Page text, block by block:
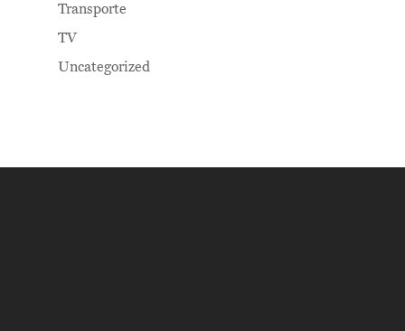
Transporte
TV
Uncategorized